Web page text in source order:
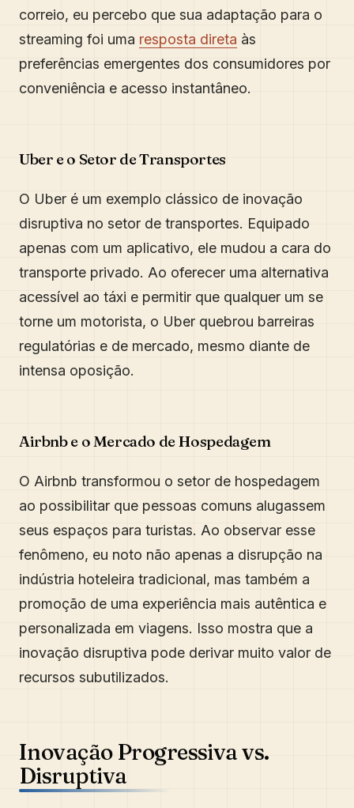
correio, eu percebo que sua adaptação para o
streaming foi uma resposta direta às
preferências emergentes dos consumidores por
conveniência e acesso instantâneo.
Uber e o Setor de Transportes
O Uber é um exemplo clássico de inovação
disruptiva no setor de transportes. Equipado
apenas com um aplicativo, ele mudou a cara do
transporte privado. Ao oferecer uma alternativa
acessível ao táxi e permitir que qualquer um se
torne um motorista, o Uber quebrou barreiras
regulatórias e de mercado, mesmo diante de
intensa oposição.
Airbnb e o Mercado de Hospedagem
O Airbnb transformou o setor de hospedagem
ao possibilitar que pessoas comuns alugassem
seus espaços para turistas. Ao observar esse
fenômeno, eu noto não apenas a disrupção na
indústria hoteleira tradicional, mas também a
promoção de uma experiência mais autêntica e
personalizada em viagens. Isso mostra que a
inovação disruptiva pode derivar muito valor de
recursos subutilizados.
Inovação Progressiva vs.
Disruptiva